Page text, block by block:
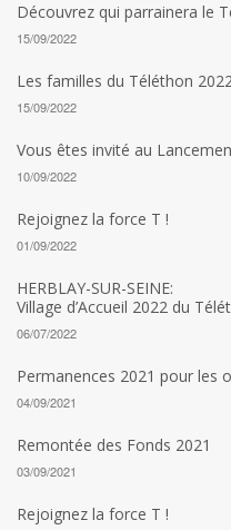
Découvrez qui parrainera le
15/09/2022
Les familles du Téléthon
15/09/2022
Vous êtes invité au
10/09/2022
Rejoignez la force T !
01/09/2022
HERBLAY-SUR-SEINE:
Village d’Accueil 2022 du
06/07/2022
Permanences 2021 pour les
04/09/2021
Remontée des Fonds 2021
03/09/2021
Rejoignez la force T !